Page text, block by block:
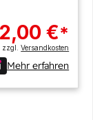
€*
zzgl.Versandkosten
Mehr erfahren